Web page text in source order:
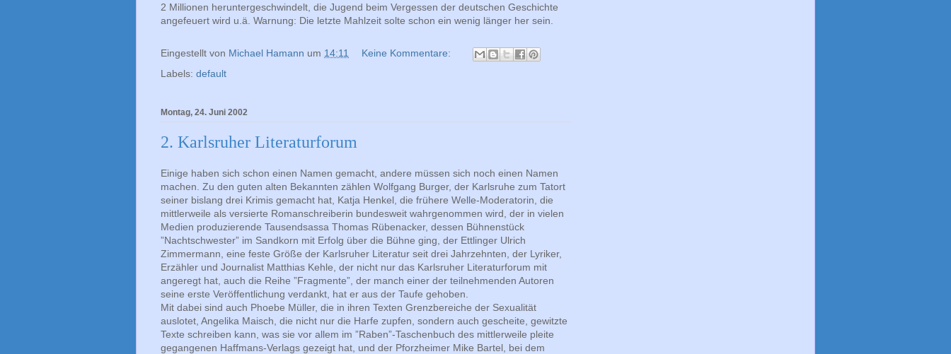
2 Millionen heruntergeschwindelt, die Jugend beim Vergessen der deutschen Geschichte
angefeuert wird u.ä. Warnung: Die letzte Mahlzeit solte schon ein wenig länger her sein.
Eingestellt von Michael Hamann um 14:11
Keine Kommentare:
Labels: default
Montag, 24. Juni 2002
2. Karlsruher Literaturforum
Einige haben sich schon einen Namen gemacht, andere müssen sich noch einen Namen
machen. Zu den guten alten Bekannten zählen Wolfgang Burger, der Karlsruhe zum Tatort
seiner bislang drei Krimis gemacht hat, Katja Henkel, die frühere Welle-Moderatorin, die
mittlerweile als versierte Romanschreiberin bundesweit wahrgenommen wird, der in vielen
Medien produzierende Tausendsassa Thomas Rübenacker, dessen Bühnenstück
”Nachtschwester” im Sandkorn mit Erfolg über die Bühne ging, der Ettlinger Ulrich
Zimmermann, eine feste Größe der Karlsruher Literatur seit drei Jahrzehnten, der Lyriker,
Erzähler und Journalist Matthias Kehle, der nicht nur das Karlsruher Literaturforum mit
angeregt hat, auch die Reihe ”Fragmente”, der manch einer der teilnehmenden Autoren
seine erste Veröffentlichung verdankt, hat er aus der Taufe gehoben.
Mit dabei sind auch Phoebe Müller, die in ihren Texten Grenzbereiche der Sexualität
auslotet, Angelika Maisch, die nicht nur die Harfe zupfen, sondern auch gescheite, gewitzte
Texte schreiben kann, was sie vor allem im ”Raben”-Taschenbuch des mittlerweile pleite
gegangenen Haffmans-Verlags gezeigt hat, und der Pforzheimer Mike Bartel, bei dem